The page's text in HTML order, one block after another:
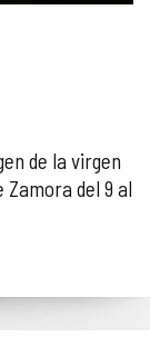
de la virgen
Zamora del 9 al